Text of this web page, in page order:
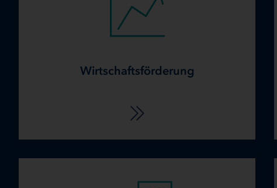
Wirtschaftsförderung